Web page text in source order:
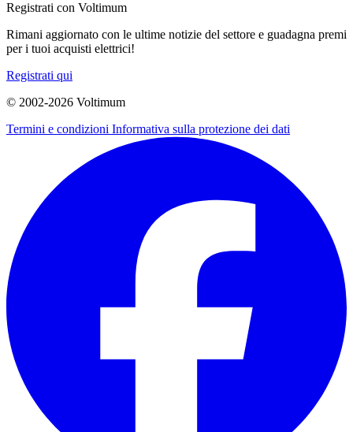
Registrati con Voltimum
Rimani aggiornato con le ultime notizie del settore e guadagna premi
per i tuoi acquisti elettrici!
Registrati qui
© 2002-2026 Voltimum
Termini e condizioni Informativa sulla protezione dei dati